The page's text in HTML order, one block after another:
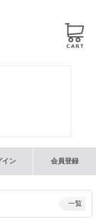
イン 会員登録
一覧